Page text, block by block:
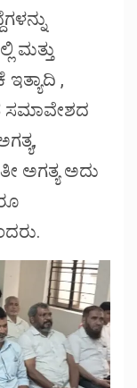
ಮತ್ತು
,
ಸಮಾವೇಶದ
ಅಗತ್ಯ ಅದು